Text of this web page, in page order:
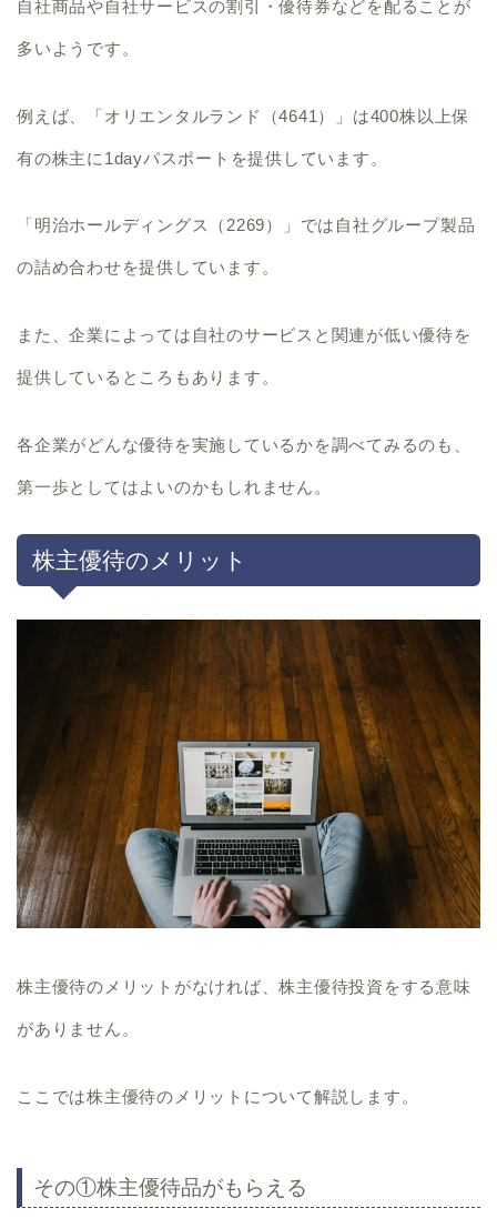
自社商品や自社サービスの割引・優待券などを配ることが
多いようです。
例えば、「オリエンタルランド（4641）」は400株以上保
有の株主に1dayパスポートを提供しています。
「明治ホールディングス（2269）」では自社グループ製品
の詰め合わせを提供しています。
また、企業によっては自社のサービスと関連が低い優待を
提供しているところもあります。
各企業がどんな優待を実施しているかを調べてみるのも、
第一歩としてはよいのかもしれません。
株主優待のメリット
株主優待のメリットがなければ、株主優待投資をする意味
がありません。
ここでは株主優待のメリットについて解説します。
その①株主優待品がもらえる